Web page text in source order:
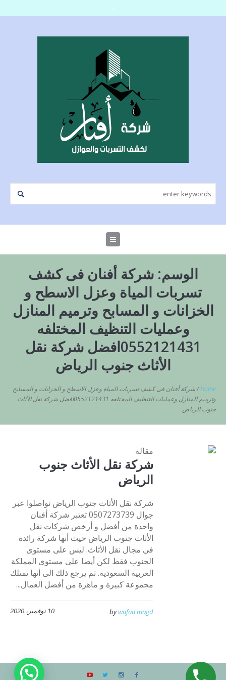
الوسم:شركة أفنان فى كشف
تسربات المياة وعزل الاسطح و
الخزانات و المسابح وترميم المنازل
وعمليات التنظيف المختلفه
0552121431افضل شركة نقل
الأثاث جنوب الرياض
Home
/شركة أفنان فى كشف تسربات المياة وعزل الاسطح و الخزانات و المسابح
وترميم المنازل وعمليات التنظيف المختلفه 0552121431افضل شركة نقل الأثاث
جنوب الرياض
مقالة
شركة نقل الأثاث جنوب
الرياض
شركة نقل الأثاث جنوب الرياض تواصلوا عبر
جوال 0507273739 تعتبر شركة أفنان
واحدة من أفضل و أرخص شركات نقل
الأثاث جنوب الرياض حيث أنها شركة رائدة
في مجال نقل الأثاث. ليس على مستوى
الجنوب فقط لكن أيضا على مستوى المملكة
العربية السعودية. ثم يرجع ذلك الى أنها تمتلك
مجموعة كبيرة و ماهرة من أفضل العمال...
10 نوفمبر، 2020 bywafaa magd